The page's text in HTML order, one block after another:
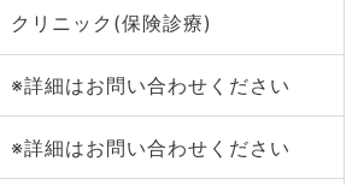
クリニック(保険診療)
※詳細はお問い合わせください
※詳細はお問い合わせください